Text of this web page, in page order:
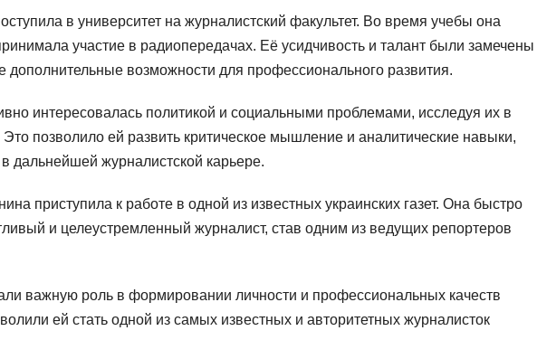
в университет на журналистский факультет. Во время учебы она
участие в радиопередачах. Её усидчивость и талант были замечены
дополнительные возможности для профессионального развития.
интересовалась политикой и социальными проблемами, исследуя их в
Это позволило ей развить критическое мышление и аналитические навыки,
дальнейшей журналистской карьере.
приступила к работе в одной из известных украинских газет. Она быстро
и целеустремленный журналист, став одним из ведущих репортеров
важную роль в формировании личности и профессиональных качеств
ей стать одной из самых известных и авторитетных журналисток